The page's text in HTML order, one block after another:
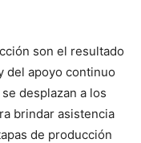
son el resultado
del apoyo continuo
desplazan a los
brindar asistencia
de producción